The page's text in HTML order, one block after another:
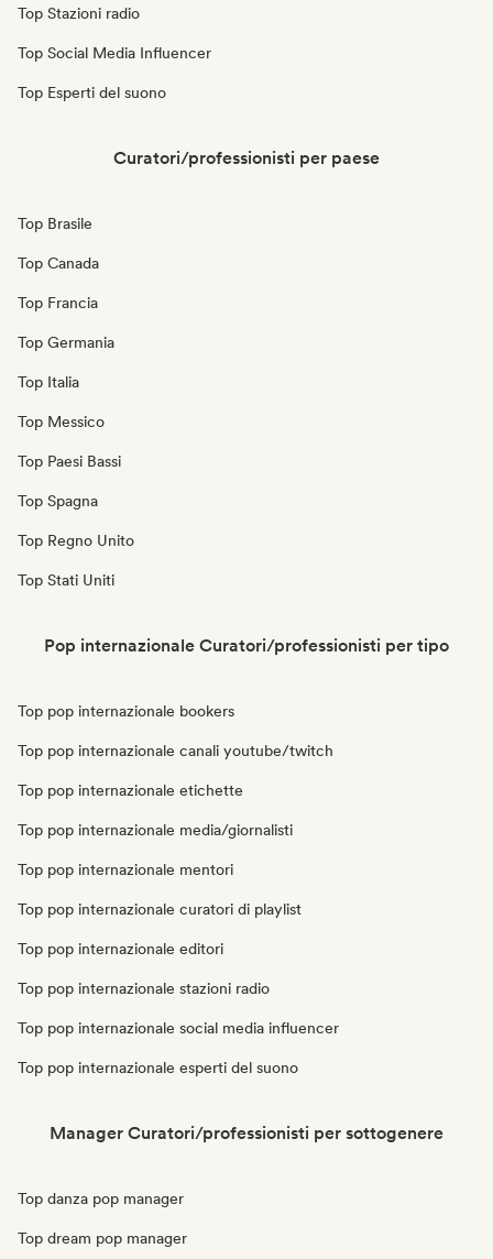
Top Stazioni radio
Top Social Media Influencer
Top Esperti del suono
Curatori/professionisti per paese
Top Brasile
Top Canada
Top Francia
Top Germania
Top Italia
Top Messico
Top Paesi Bassi
Top Spagna
Top Regno Unito
Top Stati Uniti
Pop internazionale Curatori/professionisti per tipo
Top pop internazionale bookers
Top pop internazionale canali youtube/twitch
Top pop internazionale etichette
Top pop internazionale media/giornalisti
Top pop internazionale mentori
Top pop internazionale curatori di playlist
Top pop internazionale editori
Top pop internazionale stazioni radio
Top pop internazionale social media influencer
Top pop internazionale esperti del suono
Manager Curatori/professionisti per sottogenere
Top danza pop manager
Top dream pop manager